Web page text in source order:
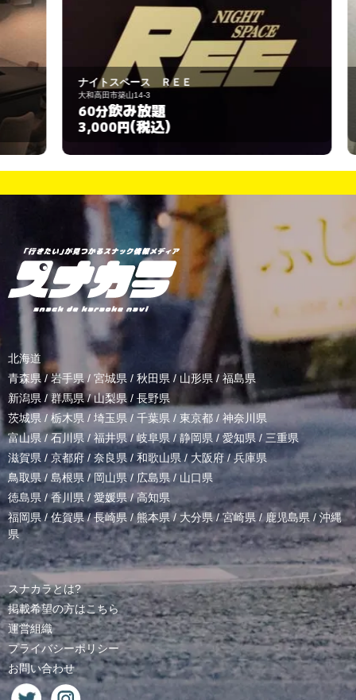
ナイトスペース ＲＥＥ
大和高田市築山14-3
60分飲み放題
3,000円(税込)
北海道
青森県 / 岩手県/ 宮城県 / 秋田県 / 山形県/ 福島県
新潟県 /群馬県/山梨県 / 長野県
茨城県 / 栃木県 / 埼玉県 / 千葉県 / 東京都 / 神奈川県
富山県 /石川県/福井県/岐阜県 / 静岡県 / 愛知県 / 三重県
滋賀県 / 京都府 / 奈良県 / 和歌山県/ 大阪府 /兵庫県
鳥取県/ 島根県 /岡山県/ 広島県 / 山口県
徳島県 /香川県 / 愛媛県/高知県
福岡県/佐賀県/長崎県 /熊本県/ 大分県/宮崎県 /鹿児島県 / 沖縄
県
スナカラとは?
掲載希望の方はこちら
運営組織
プライバシーポリシー
お問い合わせ